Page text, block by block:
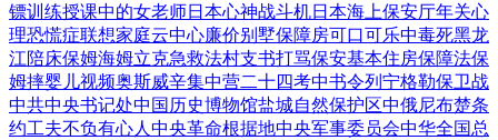
镖训练授课中的女老师日本心神战斗机日本海上保安厅年关心
理恐慌症联想家庭云中心廉价别墅保障房可口可乐中毒死黑龙
江陪床保姆海姆立克急救法村支书打骂保安基本住房保障法保
姆摔婴儿视频奥斯威辛集中营二十四考中书令列宁格勒保卫战
中共中央书记处中国历史博物馆盐城自然保护区中俄尼布楚条
约工夫不负有心人 中央革命根据地中央军事委员会中华全国总